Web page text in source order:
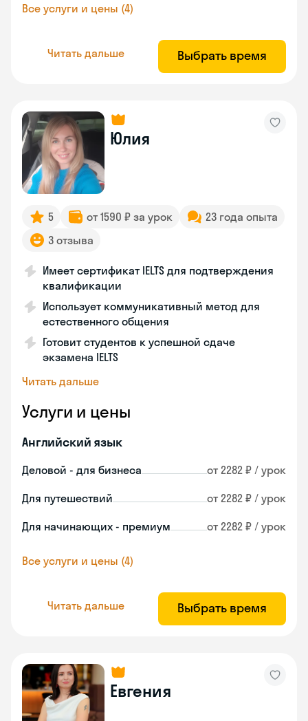
Все услуги и цены (4)
Читать дальше Выбрать время
Юлия
5 от 1590 ₽ за урок
23 года опыта
3 отзыва
Имеет сертификат IELTS для подтверждения
квалификации
Использует коммуникативный метод для
естественного общения
Готовит студентов к успешной сдаче
экзамена IELTS
Читать дальше
Услуги и цены
Английский язык
Деловой - для бизнеса от 2282 ₽ / урок
Для путешествий от 2282 ₽ / урок
Для начинающих - премиум от 2282 ₽ / урок
Все услуги и цены (4)
Читать дальше Выбрать время
Евгения